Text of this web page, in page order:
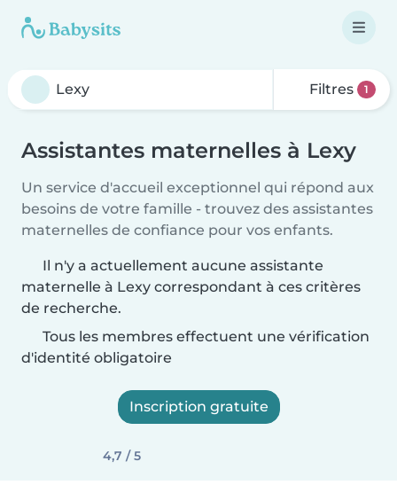
Filtres 1
Assistantes maternelles à Lexy
Un service d'accueil exceptionnel qui répond aux
besoins de votre famille - trouvez des assistantes
maternelles de confiance pour vos enfants.
Il n'y a actuellement aucune assistante
maternelle à Lexy correspondant à ces critères
de recherche.
Tous les membres effectuent une vérification
d'identité obligatoire
Inscription gratuite
4,7 / 5